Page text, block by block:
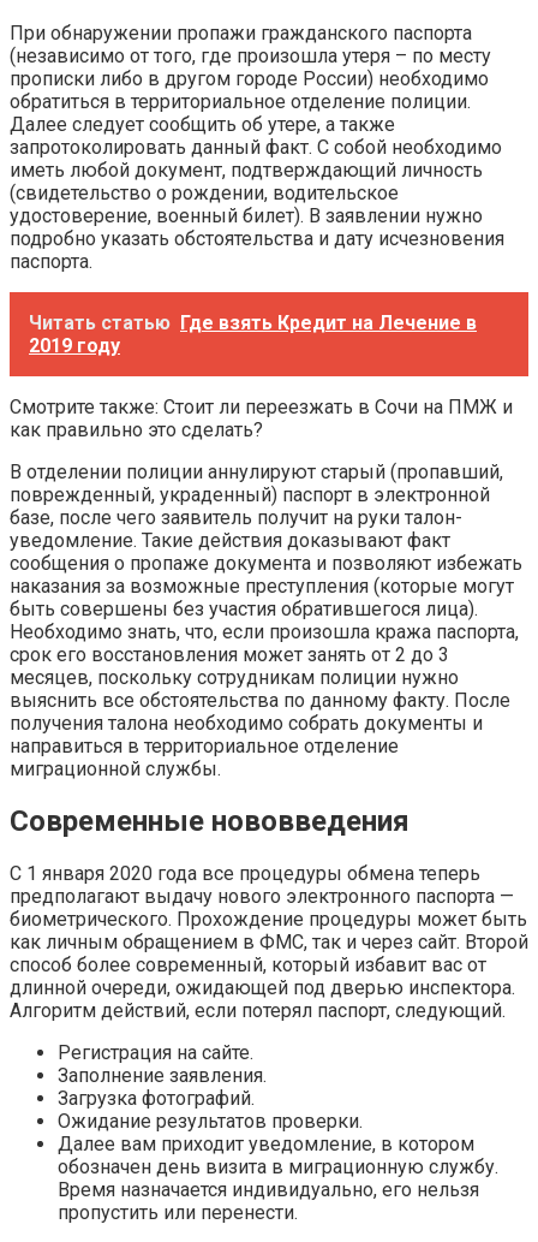
При обнаружении пропажи гражданского паспорта
(независимо от того, где произошла утеря – по месту
прописки либо в другом городе России) необходимо
обратиться в территориальное отделение полиции.
Далее следует сообщить об утере, а также
запротоколировать данный факт. С собой необходимо
иметь любой документ, подтверждающий личность
(свидетельство о рождении, водительское
удостоверение, военный билет). В заявлении нужно
подробно указать обстоятельства и дату исчезновения
паспорта.
Читать статью Где взять Кредит на Лечение в
2019 году
Смотрите также: Стоит ли переезжать в Сочи на ПМЖ и
как правильно это сделать?
В отделении полиции аннулируют старый (пропавший,
поврежденный, украденный) паспорт в электронной
базе, после чего заявитель получит на руки талон-
уведомление. Такие действия доказывают факт
сообщения о пропаже документа и позволяют избежать
наказания за возможные преступления (которые могут
быть совершены без участия обратившегося лица).
Необходимо знать, что, если произошла кража паспорта,
срок его восстановления может занять от 2 до 3
месяцев, поскольку сотрудникам полиции нужно
выяснить все обстоятельства по данному факту. После
получения талона необходимо собрать документы и
направиться в территориальное отделение
миграционной службы.
Современные нововведения
С 1 января 2020 года все процедуры обмена теперь
предполагают выдачу нового электронного паспорта —
биометрического. Прохождение процедуры может быть
как личным обращением в ФМС, так и через сайт. Второй
способ более современный, который избавит вас от
длинной очереди, ожидающей под дверью инспектора.
Алгоритм действий, если потерял паспорт, следующий.
Регистрация на сайте.
Заполнение заявления.
Загрузка фотографий.
Ожидание результатов проверки.
Далее вам приходит уведомление, в котором
обозначен день визита в миграционную службу.
Время назначается индивидуально, его нельзя
пропустить или перенести.